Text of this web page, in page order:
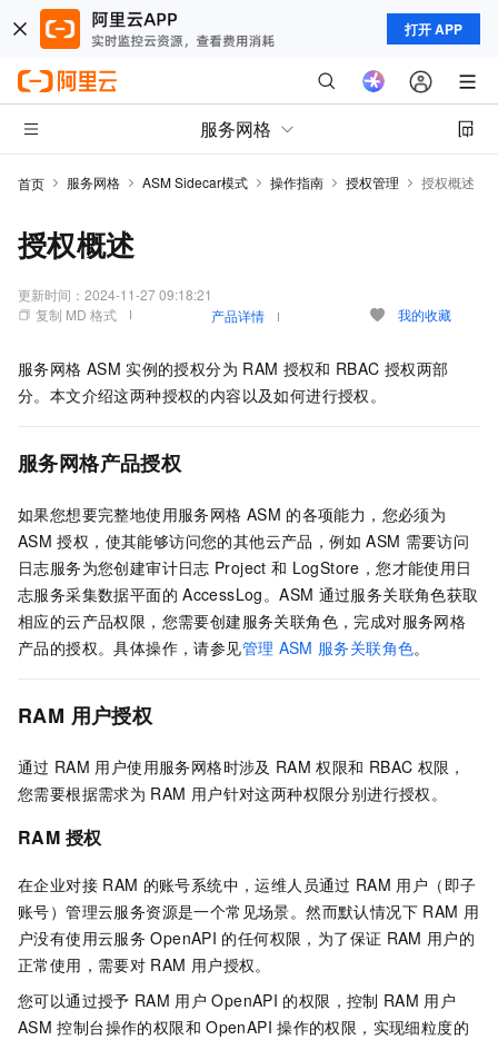
打开 APP
服务网格
首页 服务网格 ASM Sidecar模式 操作指南 授权管理 授权概述
授权概述
更新时间： 2024-11-27 09:18:21
复制 MD 格式
产品详情 我的收藏
服务网格 ASM 实例的授权分为 RAM 授权和 RBAC 授权两部
分。本文介绍这两种授权的内容以及如何进行授权。
服务网格产品授权
如果您想要完整地使用服务网格 ASM 的各项能力，您必须为
ASM 授权，使其能够访问您的其他云产品，例如 ASM 需要访问
日志服务为您创建审计日志 Project 和 LogStore，您才能使用日
志服务采集数据平面的 AccessLog。ASM 通过服务关联角色获取
相应的云产品权限，您需要创建服务关联角色，完成对服务网格
产品的授权。具体操作，请参见管理 ASM 服务关联角色。
RAM 用户授权
通过 RAM 用户使用服务网格时涉及 RAM 权限和 RBAC 权限，
您需要根据需求为 RAM 用户针对这两种权限分别进行授权。
RAM 授权
在企业对接 RAM 的账号系统中，运维人员通过 RAM 用户（即子
账号）管理云服务资源是一个常见场景。然而默认情况下 RAM 用
户没有使用云服务 OpenAPI 的任何权限，为了保证 RAM 用户的
正常使用，需要对 RAM 用户授权。
您可以通过授予 RAM 用户 OpenAPI 的权限，控制 RAM 用户
ASM 控制台操作的权限和 OpenAPI 操作的权限，实现细粒度的